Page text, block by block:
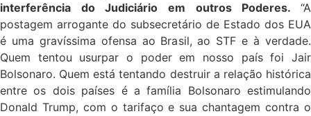
interferência do Judiciário em outros Poderes. “A
postagem arrogante do subsecretário de Estado dos EUA
é uma gravíssima ofensa ao Brasil, ao STF e à verdade.
Quem tentou usurpar o poder em nosso país foi Jair
Bolsonaro. Quem está tentando destruir a relação histórica
entre os dois países é a família Bolsonaro estimulando
Donald Trump, com o tarifaço e sua chantagem contra o